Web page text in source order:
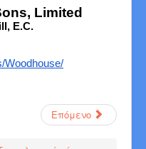
Limited
E.C.
Woodhouse/
Επόμενο